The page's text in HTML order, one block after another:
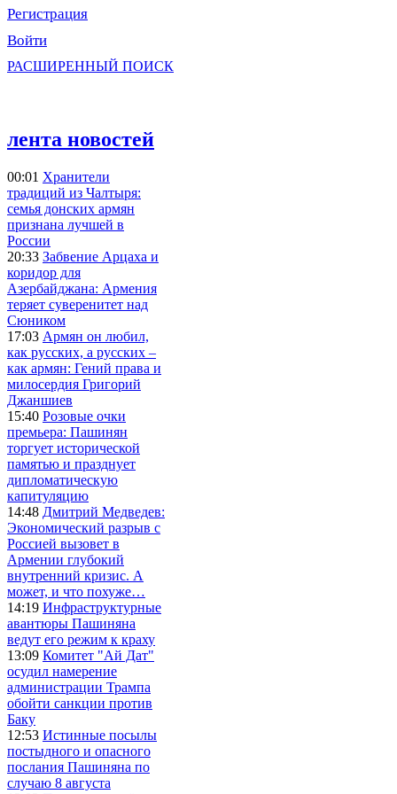
Регистрация
Войти
РАСШИРЕННЫЙ ПОИСК
лента новостей
00:01 Хранители
традиций из Чалтыря:
семья донских армян
признана лучшей в
России
20:33 Забвение Арцаха и
коридор для
Азербайджана: Армения
теряет суверенитет над
Сюником
17:03 Армян он любил,
как русских, а русских –
как армян: Гений права и
милосердия Григорий
Джаншиев
15:40 Розовые очки
премьера: Пашинян
торгует исторической
памятью и празднует
дипломатическую
капитуляцию
14:48 Дмитрий Медведев:
Экономический разрыв с
Россией вызовет в
Армении глубокий
внутренний кризис. А
может, и что похуже…
14:19 Инфраструктурные
авантюры Пашиняна
ведут его режим к краху
13:09 Комитет "Ай Дат"
осудил намерение
администрации Трампа
обойти санкции против
Баку
12:53 Истинные посылы
постыдного и опасного
послания Пашиняна по
случаю 8 августа